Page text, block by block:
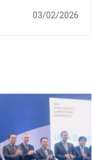
03/02/2026